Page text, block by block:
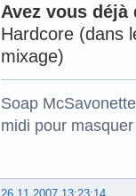
Avez vous déjà
Hardcore (dans
mixage)
Soap
midi pour